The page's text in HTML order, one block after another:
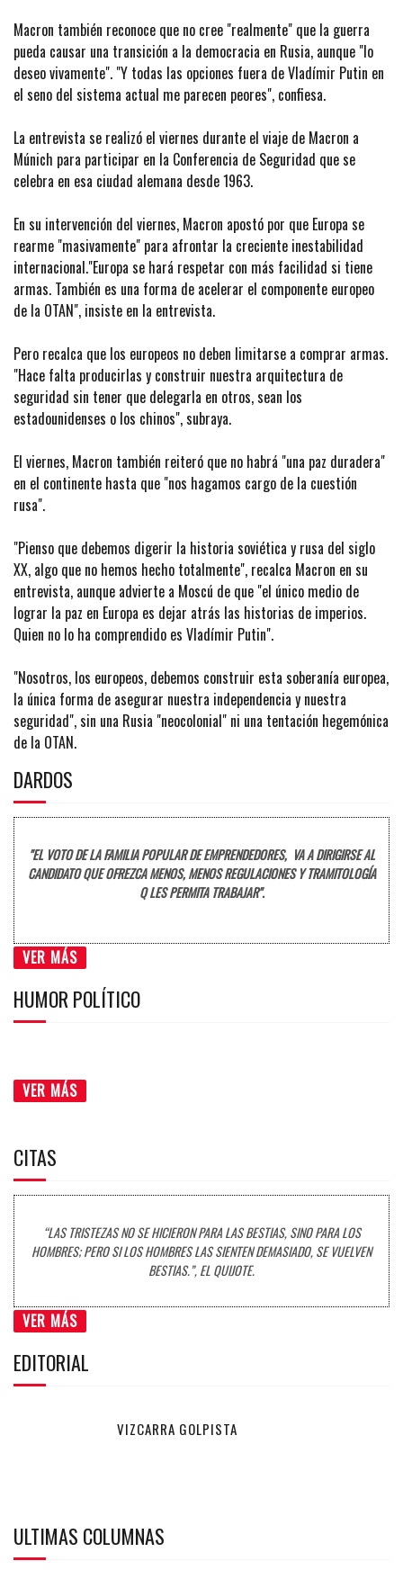
Macron también reconoce que no cree "realmente" que la guerra
pueda causar una transición a la democracia en Rusia, aunque "lo
deseo vivamente". "Y todas las opciones fuera de Vladímir Putin en
el seno del sistema actual me parecen peores", confiesa.
La entrevista se realizó el viernes durante el viaje de Macron a
Múnich para participar en la Conferencia de Seguridad que se
celebra en esa ciudad alemana desde 1963.
En su intervención del viernes, Macron apostó por que Europa se
rearme "masivamente" para afrontar la creciente inestabilidad
internacional."Europa se hará respetar con más facilidad si tiene
armas. También es una forma de acelerar el componente europeo
de la OTAN", insiste en la entrevista.
Pero recalca que los europeos no deben limitarse a comprar armas.
"Hace falta producirlas y construir nuestra arquitectura de
seguridad sin tener que delegarla en otros, sean los
estadounidenses o los chinos", subraya.
El viernes, Macron también reiteró que no habrá "una paz duradera"
en el continente hasta que "nos hagamos cargo de la cuestión
rusa".
"Pienso que debemos digerir la historia soviética y rusa del siglo
XX, algo que no hemos hecho totalmente", recalca Macron en su
entrevista, aunque advierte a Moscú de que "el único medio de
lograr la paz en Europa es dejar atrás las historias de imperios.
Quien no lo ha comprendido es Vladímir Putin".
"Nosotros, los europeos, debemos construir esta soberanía europea,
la única forma de asegurar nuestra independencia y nuestra
seguridad", sin una Rusia "neocolonial" ni una tentación hegemónica
de la OTAN.
DARDOS
"EL VOTO DE LA FAMILIA POPULAR DE EMPRENDEDORES, VA A DIRIGIRSE AL
CANDIDATO QUE OFREZCA MENOS, MENOS REGULACIONES Y TRAMITOLOGÍA
Q LES PERMITA TRABAJAR".
VER MÁS
HUMOR POLÍTICO
VER MÁS
CITAS
“LAS TRISTEZAS NO SE HICIERON PARA LAS BESTIAS, SINO PARA LOS
HOMBRES; PERO SI LOS HOMBRES LAS SIENTEN DEMASIADO, SE VUELVEN
BESTIAS.”, EL QUIJOTE.
VER MÁS
EDITORIAL
VIZCARRA GOLPISTA
ULTIMAS COLUMNAS